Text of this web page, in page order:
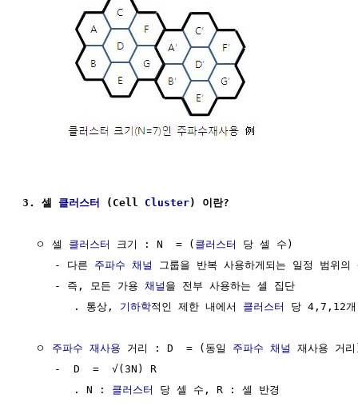
3. 셀 클러스터 (Cell Cluster) 이란?
  ㅇ 셀
클러스터 크기 : N  = ( 클러스터
당 셀 수)
     - 다른
주파수 채널
그룹을 반복 사용하게되는 일정 범위의
     - 즉, 모든 가용
채널 을 전부 사용하는 셀 집단
        . 통상,
기하학적인 제한 내에서 클러스터 당 4,7,12개
  ㅇ
주파수 재사용 거리 : D  = (동일 주파수 채널
재사용 거
     -  D  =  √(3N) R
        . N :
클러스터 당 셀 수, R : 셀 반경